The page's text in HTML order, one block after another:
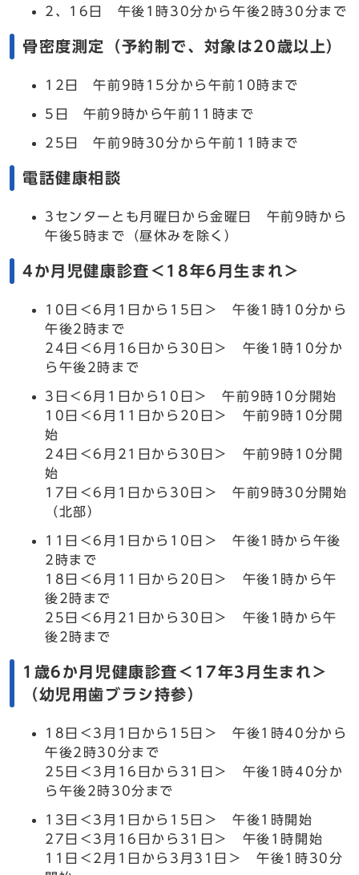
2、16日 午後1時30分から午後2時30分まで
骨密度測定（予約制で、対象は20歳以上）
12日 午前9時15分から午前10時まで
5日 午前9時から午前11時まで
25日 午前9時30分から午前11時まで
電話健康相談
3センターとも月曜日から金曜日 午前9時から
午後5時まで（昼休みを除く）
4か月児健康診査＜18年6月生まれ＞
10日＜6月1日から15日＞ 午後1時10分から
午後2時まで
24日＜6月16日から30日＞ 午後1時10分か
ら午後2時まで
3日＜6月1日から10日＞ 午前9時10分開始
10日＜6月11日から20日＞ 午前9時10分開
始
24日＜6月21日から30日＞ 午前9時10分開
始
17日＜6月1日から30日＞ 午前9時30分開始
（北部）
11日＜6月1日から10日＞ 午後1時から午後
2時まで
18日＜6月11日から20日＞ 午後1時から午
後2時まで
25日＜6月21日から30日＞ 午後1時から午
後2時まで
1歳6か月児健康診査＜17年3月生まれ＞
（幼児用歯ブラシ持参）
18日＜3月1日から15日＞ 午後1時40分から
午後2時30分まで
25日＜3月16日から31日＞ 午後1時40分か
ら午後2時30分まで
13日＜3月1日から15日＞ 午後1時開始
27日＜3月16日から31日＞ 午後1時開始
11日＜2月1日から3月31日＞ 午後1時30分